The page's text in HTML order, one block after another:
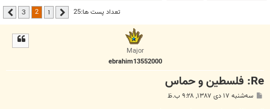
تعداد پست ها:25 قبلی 2
3 بعدی
Major
ebrahim13552000
Re: فلسطین و حماس
پ سه‌شنبه ۱۷ دی ۱۳۸۷, ۹:۲۸ ب.ظ